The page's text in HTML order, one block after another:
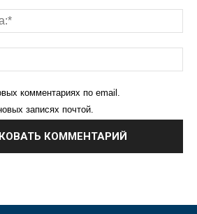
комментариях по email.
записях почтой.